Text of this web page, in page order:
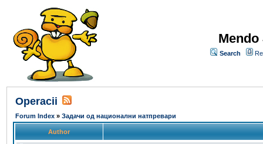
Search
Operacii
Forum Index » Задачи од национални натпревари
Author